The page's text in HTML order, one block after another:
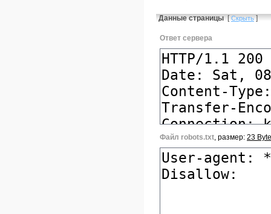
Данные страницы [Скрыть]
Ответ сервера
Файл robots.txt , размер: 23